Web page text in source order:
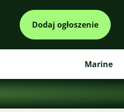
Dodaj ogłoszenie
Marine